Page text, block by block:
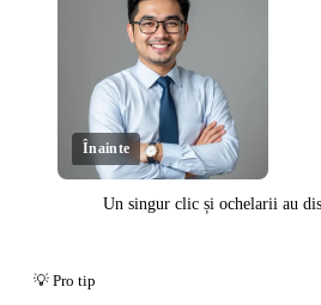
Înainte
Un singur clic și ochelarii au